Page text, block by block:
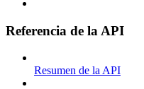
Referencia de la API
Resumen de la API